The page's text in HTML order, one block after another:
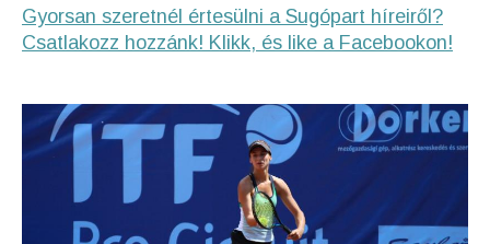
Gyorsan szeretnél értesülni a Sugópart híreiről?
Csatlakozz hozzánk! Klikk, és like a Facebookon!